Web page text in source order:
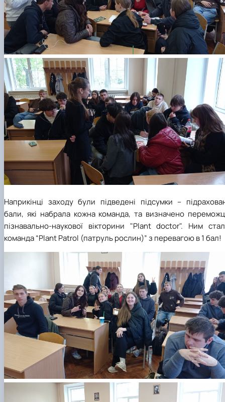
Наприкінці заходу були підведені підсумки –
бали, які набрала кожна команда, та визначено
пізнавально-наукової вікторини "Plant doctor". Ним
команда “PlantPatrol (патруль рослин)” з перевагою в 1 бал!